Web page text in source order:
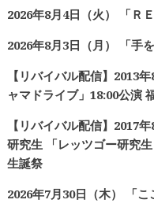
2026年8月4日（火） 「Ｒ
2026年8月3日（月） 「手
【リバイバル配信】2013
ャマドライブ」18:00公演
【リバイバル配信】2017
研究生 「レッツゴー研究
生誕祭
2026年7月30日（木） 「